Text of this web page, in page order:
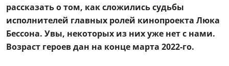
рассказать о том, как сложились судьбы
исполнителей главных ролей кинопроекта Люка
Бессона. Увы, некоторых из них уже нет с нами.
Возраст героев дан на конце марта 2022-го.